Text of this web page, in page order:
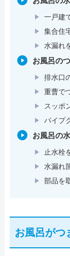
一戸建
集合住
水漏れ
お風呂の
排水口
重曹で
スッポ
パイプ
お風呂の
止水栓
水漏れ
部品を
お風呂がつ